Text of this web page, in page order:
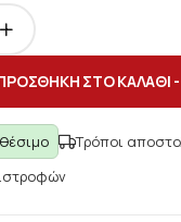
ΣΤΟ ΚΑΛΑΘΙ -
Τρόποι